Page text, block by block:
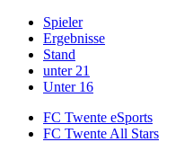
Spieler
Ergebnisse
Stand
unter 21
Unter 16
FC Twente eSports
FC Twente All Stars